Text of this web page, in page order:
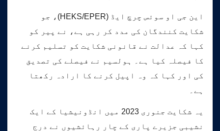
این جی او سوئس چرچ ایڈ (HEKS/EPER)، جو
شکایت کنندگان کی مدد کر رہی ہے، نے پیر کو
کہا کہ عدالت نے قانونی شکایت کو تسلیم کرنے
کا فیصلہ کیا ہے۔ ہولسیم نے فیصلے کی تصدیق
کی اور کہا کہ وہ اپیل کرنے کا ارادہ رکھتا
ہے۔
یہ شکایت جنوری 2023 میں انڈونیشیا کے ایک
نشیبی جزیرے پاری کے چار رہائشیوں نے درج